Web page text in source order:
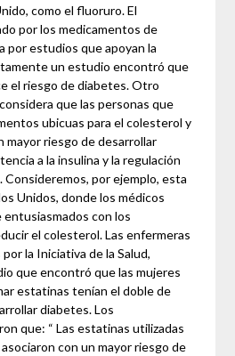
como el fluoruro. El
por los medicamentos de
por estudios que apoyan la
un estudio encontró que
el riesgo de diabetes. Otro
que las personas que
ubicuas para el colesterol y
mayor riesgo de desarrollar
a la insulina y la regulación
Consideremos, por ejemplo, esta
Unidos, donde los médicos
con los
el colesterol. Las enfermeras
la Iniciativa de la Salud,
que encontró que las mujeres
estatinas tenían el doble de
diabetes. Los
que: “ Las estatinas utilizadas
con un mayor riesgo de